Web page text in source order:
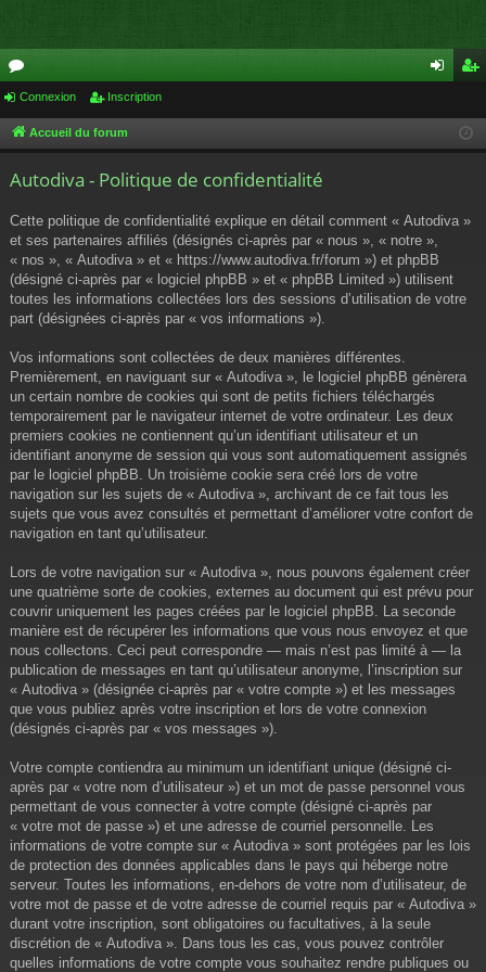
or
u cri
Connexion Inscription
Accueil du forum
Autodiva - Politique de confidentialité
Cette politique de confidentialité explique en détail comment « Autodiva »
et ses partenaires affiliés (désignés ci-après par « nous », « notre »,
« nos », « Autodiva » et « https://www.autodiva.fr/forum ») et phpBB
(désigné ci-après par « logiciel phpBB » et « phpBB Limited ») utilisent
toutes les informations collectées lors des sessions d’utilisation de votre
part (désignées ci-après par « vos informations »).
Vos informations sont collectées de deux manières différentes.
Premièrement, en naviguant sur « Autodiva », le logiciel phpBB génèrera
un certain nombre de cookies qui sont de petits fichiers téléchargés
temporairement par le navigateur internet de votre ordinateur. Les deux
premiers cookies ne contiennent qu’un identifiant utilisateur et un
identifiant anonyme de session qui vous sont automatiquement assignés
par le logiciel phpBB. Un troisième cookie sera créé lors de votre
navigation sur les sujets de « Autodiva », archivant de ce fait tous les
sujets que vous avez consultés et permettant d’améliorer votre confort de
navigation en tant qu’utilisateur.
Lors de votre navigation sur « Autodiva », nous pouvons également créer
une quatrième sorte de cookies, externes au document qui est prévu pour
couvrir uniquement les pages créées par le logiciel phpBB. La seconde
manière est de récupérer les informations que vous nous envoyez et que
nous collectons. Ceci peut correspondre — mais n’est pas limité à — la
publication de messages en tant qu’utilisateur anonyme, l’inscription sur
« Autodiva » (désignée ci-après par « votre compte ») et les messages
que vous publiez après votre inscription et lors de votre connexion
(désignés ci-après par « vos messages »).
Votre compte contiendra au minimum un identifiant unique (désigné ci-
après par « votre nom d’utilisateur ») et un mot de passe personnel vous
permettant de vous connecter à votre compte (désigné ci-après par
« votre mot de passe ») et une adresse de courriel personnelle. Les
informations de votre compte sur « Autodiva » sont protégées par les lois
de protection des données applicables dans le pays qui héberge notre
serveur. Toutes les informations, en-dehors de votre nom d’utilisateur, de
votre mot de passe et de votre adresse de courriel requis par « Autodiva »
durant votre inscription, sont obligatoires ou facultatives, à la seule
discrétion de « Autodiva ». Dans tous les cas, vous pouvez contrôler
quelles informations de votre compte vous souhaitez rendre publiques ou